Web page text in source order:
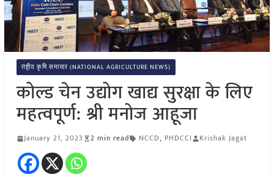
राष्ट्रीय कृषि समाचार (NATIONAL AGRICULTURE NEWS)
कोल्ड चेन उद्योग खाद्य सुरक्षा के लिए
महत्वपूर्ण: श्री मनोज आहूजा
January 21, 2023 2 min read NCCD, PHDCCI Krishak Jagat